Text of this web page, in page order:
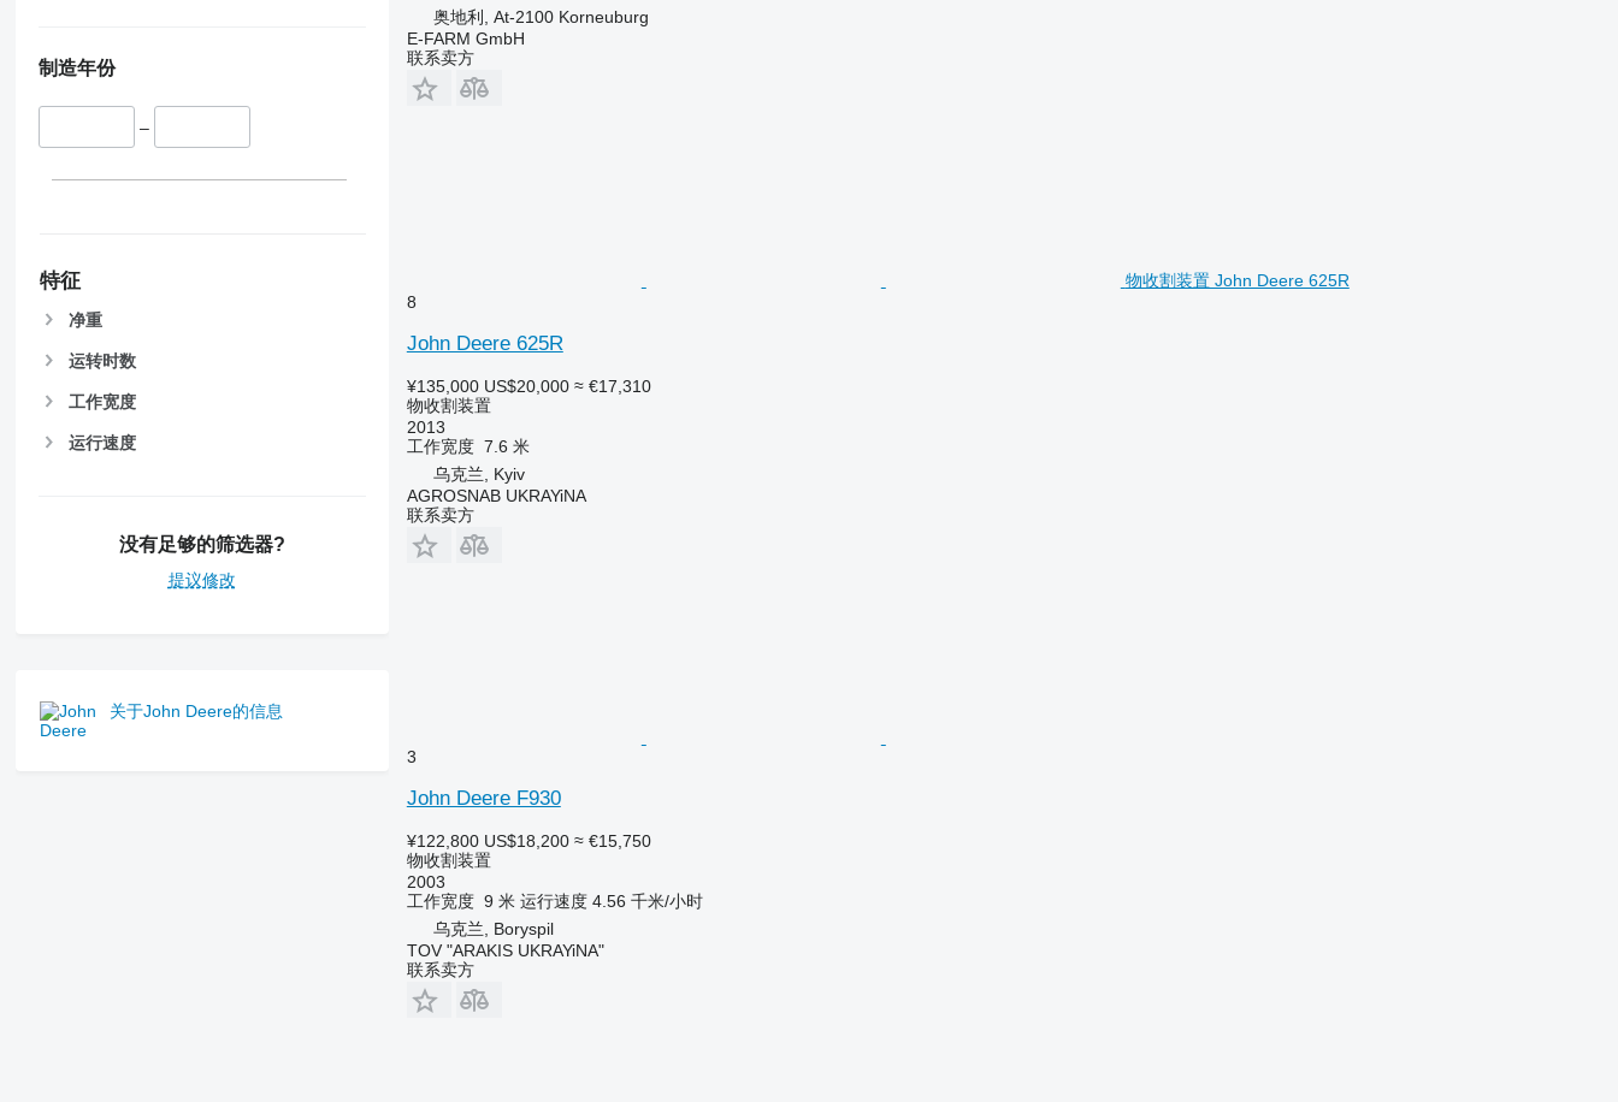
制造年份
–
特征
净重
运转时数
工作宽度
运行速度
没有足够的筛选器?
提议修改
关于John Deere的信息
奥地利, At-2100 Korneuburg
E-FARM GmbH
联系卖方
物收割装置 John Deere 625R
8
John Deere 625R
¥135,000 US$20,000 ≈ €17,310
物收割装置
2013
工作宽度 7.6 米
乌克兰, Kyiv
AGROSNAB UKRAYiNA
联系卖方
3
John Deere F930
¥122,800 US$18,200 ≈ €15,750
物收割装置
2003
工作宽度 9 米 运行速度 4.56 千米/小时
乌克兰, Boryspil
TOV "ARAKIS UKRAYiNA"
联系卖方